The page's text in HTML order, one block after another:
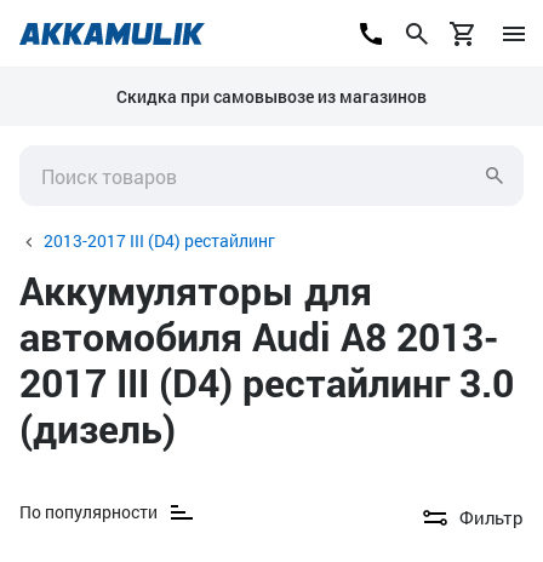
Скидка при самовывозе из магазинов
2013-2017 III (D4) рестайлинг
Аккумуляторы для
автомобиля Audi A8 2013-
2017 III (D4) рестайлинг 3.0
(дизель)
По популярности Фильтр